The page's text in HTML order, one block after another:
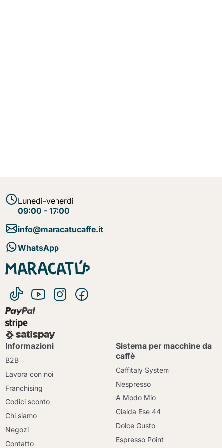
Lunedì-venerdì
09:00 - 17:00
info@maracatucaffe.it
WhatsApp
Informazioni
B2B
Lavora con noi
Franchising
Codici sconto
Chi siamo
Negozi
Contatto
Sistema per macchine da
caffè
Caffitaly System
Nespresso
A Modo Mio
Cialda Ese 44
Dolce Gusto
Espresso Point